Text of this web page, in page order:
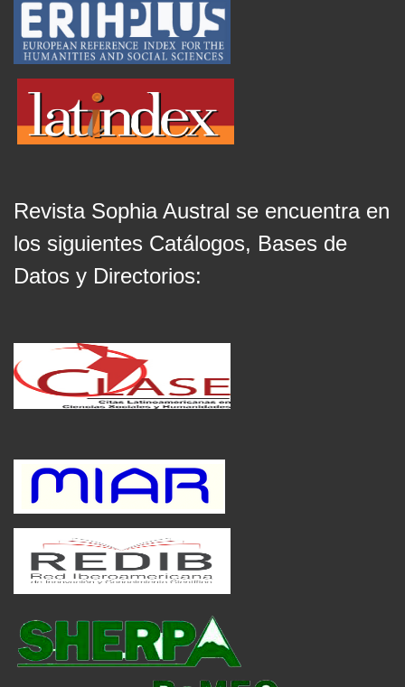
Revista Sophia Austral se encuentra en
los siguientes Catálogos, Bases de
Datos y Directorios: